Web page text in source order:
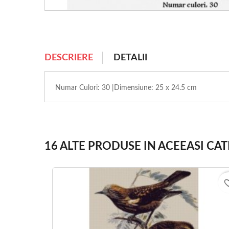
DESCRIERE DETALII
Numar Culori: 30 |Dimensiune: 25 x 24.5 cm
16 ALTE PRODUSE IN ACEEASI